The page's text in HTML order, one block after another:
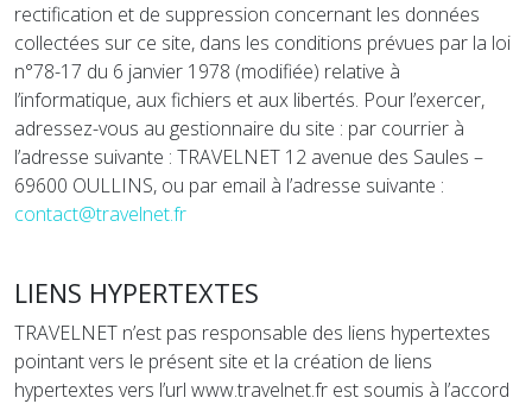
rectification et de suppression concernant les données
collectées sur ce site, dans les conditions prévues par la loi
n°78-17 du 6 janvier 1978 (modifiée) relative à
l’informatique, aux fichiers et aux libertés. Pour l’exercer,
adressez-vous au gestionnaire du site : par courrier à
l’adresse suivante : TRAVELNET 12 avenue des Saules –
69600 OULLINS, ou par email à l’adresse suivante :
contact@travelnet.fr
LIENS HYPERTEXTES
TRAVELNET n’est pas responsable des liens hypertextes
pointant vers le présent site et la création de liens
hypertextes vers l’url www.travelnet.fr est soumis à l’accord